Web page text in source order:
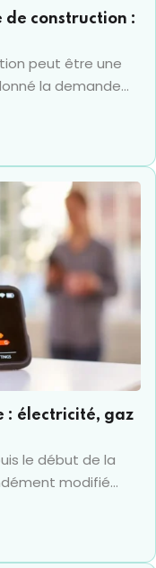
construction :
peut être une
la demande
des
qui nécessite des
avec succès.
solidement poser
construction.
: électricité, gaz
le début de la
modifié
majeure
les